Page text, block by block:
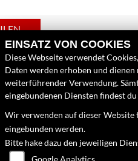
LINKS
Unternehmen
EINSATZ VON COOKIES
Diese Webseite verwendet
Daten werden erhoben und
weiterführender Verwendung.
eingebundenen Diensten findest
Wir verwenden auf dieser
eingebunden werden.
Bitte hake dazu den jeweiligen
Google Analytics